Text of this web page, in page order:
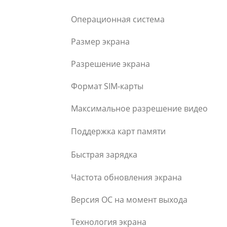
Операционная система
Размер экрана
Разрешение экрана
Формат SIM-карты
Максимальное разрешение видео
Поддержка карт памяти
Быстрая зарядка
Частота обновления экрана
Версия ОС на момент выхода
Технология экрана